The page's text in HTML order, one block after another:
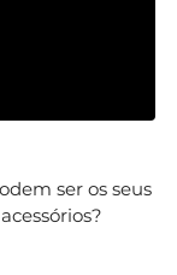
ser os seus